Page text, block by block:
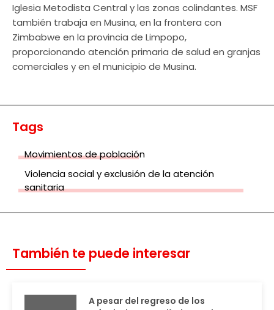
Iglesia Metodista Central y las zonas colindantes. MSF
también trabaja en Musina, en la frontera con
Zimbabwe en la provincia de Limpopo,
proporcionando atención primaria de salud en granjas
comerciales y en el municipio de Musina.
Tags
Movimientos de población
Violencia social y exclusión de la atención
sanitaria
También te puede interesar
A pesar del regreso de los